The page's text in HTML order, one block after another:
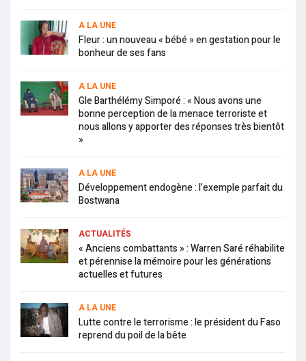
A LA UNE
Fleur : un nouveau « bébé » en gestation pour le
bonheur de ses fans
A LA UNE
Gle Barthélémy Simporé : « Nous avons une
bonne perception de la menace terroriste et
nous allons y apporter des réponses très bientôt
»
A LA UNE
Développement endogène : l’exemple parfait du
Bostwana
ACTUALITÉS
« Anciens combattants » : Warren Saré réhabilite
et pérennise la mémoire pour les générations
actuelles et futures
A LA UNE
Lutte contre le terrorisme : le président du Faso
reprend du poil de la bête